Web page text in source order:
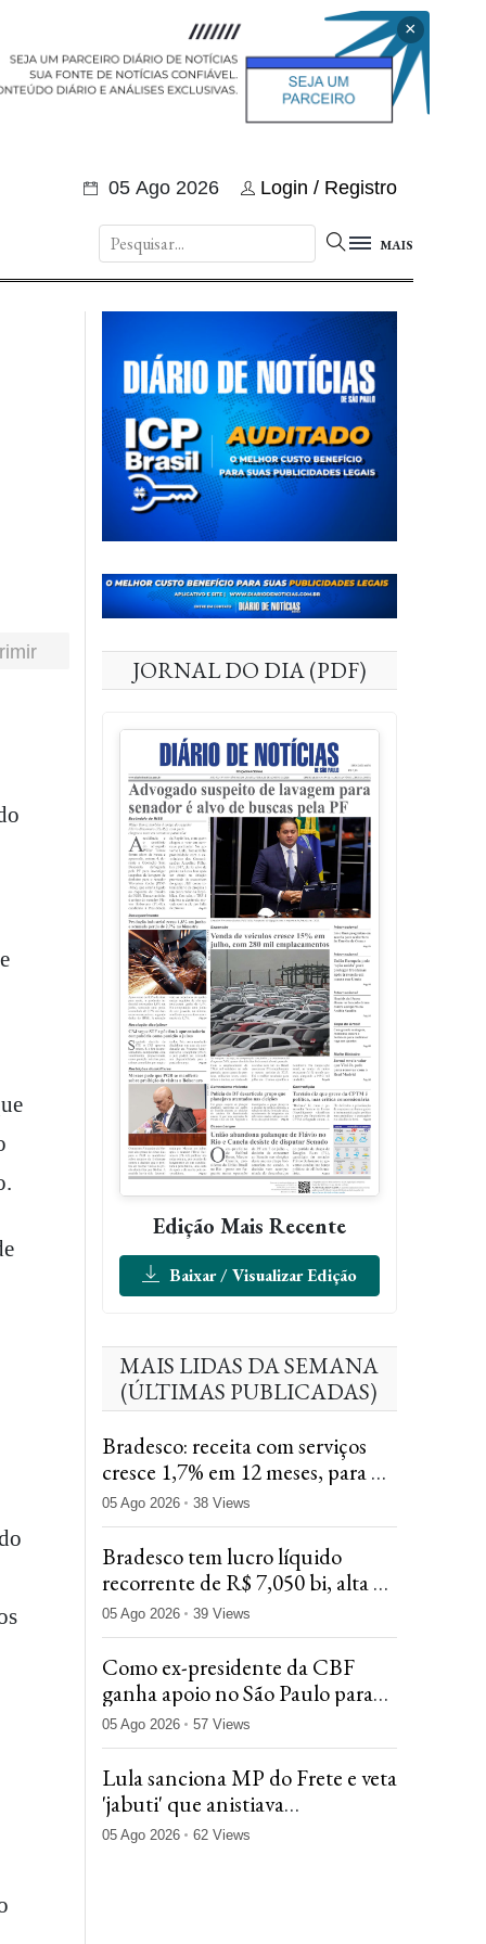
×
05 Ago 2026 Login / Registro
MAIS
JORNAL DO DIA (PDF)
Edição Mais Recente
Baixar / Visualizar Edição
MAIS LIDAS DA SEMANA
(ÚLTIMAS PUBLICADAS)
Bradesco: receita com serviços
cresce 1,7% em 12 meses, para R$
10,486 bi no segundo trimestre
05 Ago 2026 38 Views
Bradesco tem lucro líquido
recorrente de R$ 7,050 bi, alta de
16,2%
05 Ago 2026 39 Views
Como ex-presidente da CBF
ganha apoio no São Paulo para
suceder Harry Massis Jr. na
presidência
05 Ago 2026 57 Views
Lula sanciona MP do Frete e veta
'jabuti' que anistiava
caminhoneiros bolsonarista
05 Ago 2026 62 Views